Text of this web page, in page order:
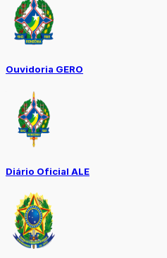
Ouvidoria GERO
Diário Oficial ALE